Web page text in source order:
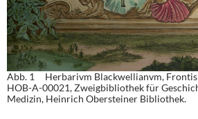
Abb. 1 Herbarivm Blackwellianvm,
HOB-A-00021, Zweigbibliothek für
Medizin, Heinrich Obersteiner Bibliothek.